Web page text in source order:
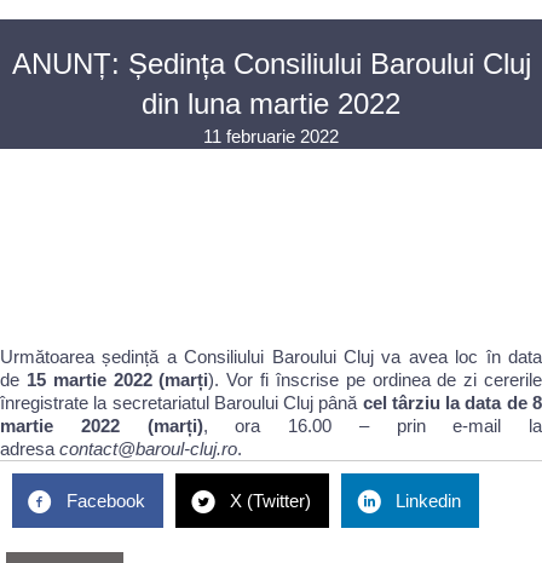
ANUNȚ: Ședința Consiliului Baroului Cluj
din luna martie 2022
11 februarie 2022
Următoarea ședință a Consiliului Baroului Cluj va avea loc în data
de 15 martie 2022 (marți). Vor fi înscrise pe ordinea de zi cererile
înregistrate la secretariatul Baroului Cluj până cel târziu la data de 8
martie 2022 (marți), ora 16.00 – prin e-mail la
adresa contact@baroul-cluj.ro.
Facebook X (Twitter) Linkedin